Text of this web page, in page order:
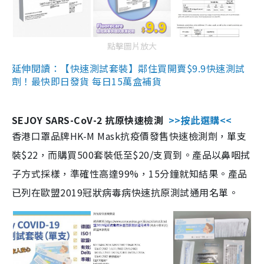
點擊圖片放大
延伸閱讀：【快速測試套裝】鄰住買開賣$9.9快速測試
劑！最快即日發貨 每日15萬盒補貨
SEJOY SARS-CoV-2 抗原快速檢測 >>按此選購<<
香港口罩品牌HK-M Mask抗疫價發售快速檢測劑，單支
裝$22，而購買500套裝低至$20/支買到。產品以鼻咽拭
子方式採樣，準確性高達99%，15分鐘就知結果。產品
已列在歐盟2019冠狀病毒病快速抗原測試通用名單。